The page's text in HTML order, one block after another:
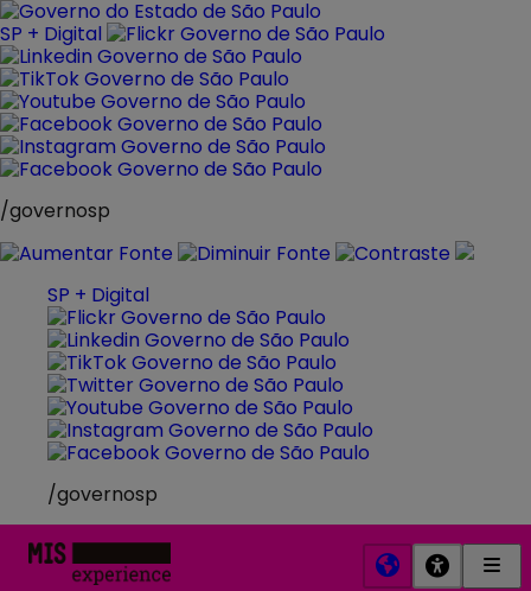
Pular
para
o
conteúdo
SP + Digital
/governosp
SP + Digital
/governosp